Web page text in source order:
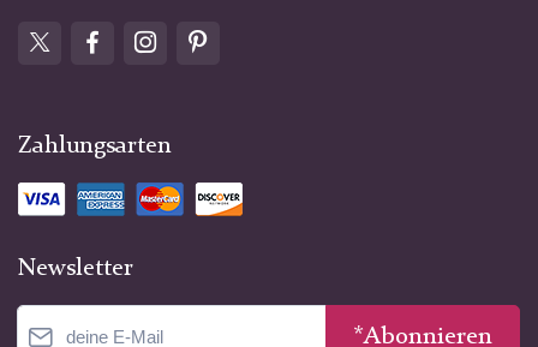
Zahlungsarten
Newsletter
*Abonnieren